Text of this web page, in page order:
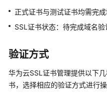
产
介
费
说
正式证书与测试证书均需完成
SSL证书状态：待完成域名验
验证方式
华为云SSL证书管理提供以下
书，选择相应的验证方式进行